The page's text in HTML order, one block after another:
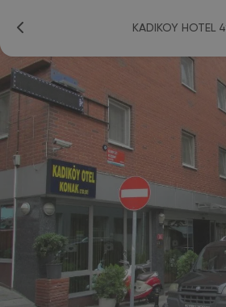
KADIKOY HOTEL